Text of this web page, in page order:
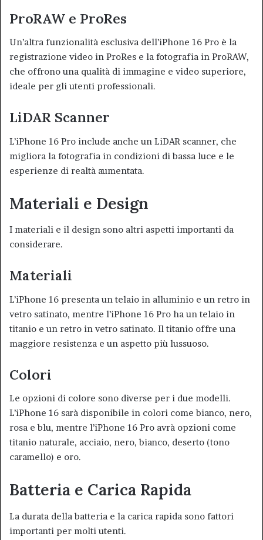
ProRAW e ProRes
Un’altra funzionalità esclusiva dell’iPhone 16 Pro è la
registrazione video in ProRes e la fotografia in ProRAW,
che offrono una qualità di immagine e video superiore,
ideale per gli utenti professionali.
LiDAR Scanner
L’iPhone 16 Pro include anche un LiDAR scanner, che
migliora la fotografia in condizioni di bassa luce e le
esperienze di realtà aumentata.
Materiali e Design
I materiali e il design sono altri aspetti importanti da
considerare.
Materiali
L’iPhone 16 presenta un telaio in alluminio e un retro in
vetro satinato, mentre l’iPhone 16 Pro ha un telaio in
titanio e un retro in vetro satinato. Il titanio offre una
maggiore resistenza e un aspetto più lussuoso.
Colori
Le opzioni di colore sono diverse per i due modelli.
L’iPhone 16 sarà disponibile in colori come bianco, nero,
rosa e blu, mentre l’iPhone 16 Pro avrà opzioni come
titanio naturale, acciaio, nero, bianco, deserto (tono
caramello) e oro.
Batteria e Carica Rapida
La durata della batteria e la carica rapida sono fattori
importanti per molti utenti.